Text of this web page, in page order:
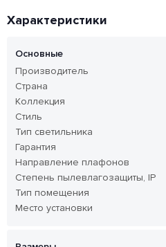
Характеристики
Основные
Производитель
Страна
Коллекция
Стиль
Тип светильника
Гарантия
Направление плафонов
Степень пылевлагозащиты, IP
Тип помещения
Место установки